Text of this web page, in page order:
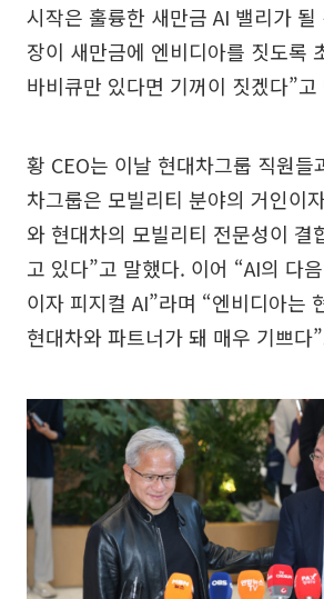
시작은 훌륭한 새만금 AI 밸리가 될
장이 새만금에 엔비디아를 짓도록
바비큐만 있다면 기꺼이 짓겠다”고
황 CEO는 이날 현대차그룹 직원들
차그룹은 모빌리티 분야의 거인이
와 현대차의 모빌리티 전문성이 결
고 있다”고 말했다. 이어 “AI의 다
이자 피지컬 AI”라며 “엔비디아는
현대차와 파트너가 돼 매우 기쁘다